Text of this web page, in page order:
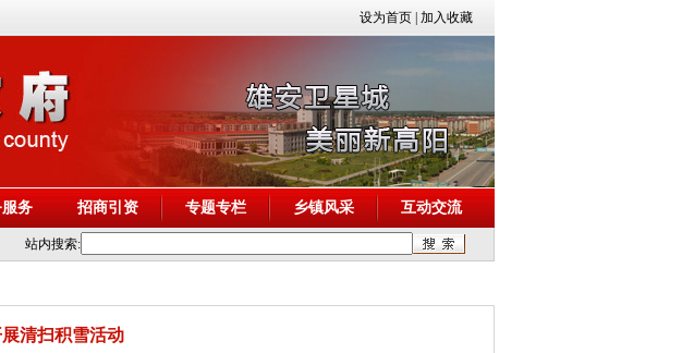
设为首页 加入收藏
务 招商引资 专题专栏 乡镇风采 互动交流
站内搜索:
清扫积雪活动